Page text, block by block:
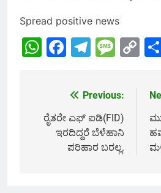
Spread positive news
WhatsApp
Facebook
navigation
Previous:
ರೈತರೇ ಎಫ್ ಐಡಿ(FID)
ಇರದಿದ್ದರೆ ಬೆಳೆಹಾನಿ
ಪರಿಹಾರ ಬರಲ್ಲ.